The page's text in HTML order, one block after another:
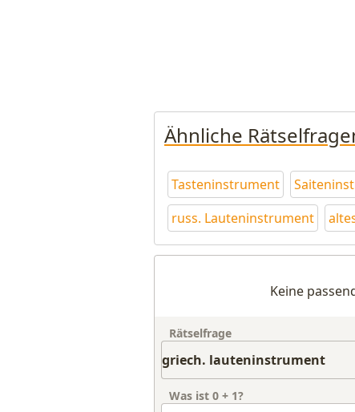
Ähnliche
Tasteninstrument
russ. Lauteninstrument
Keine
Rätselfrage
Was ist 0 + 1?